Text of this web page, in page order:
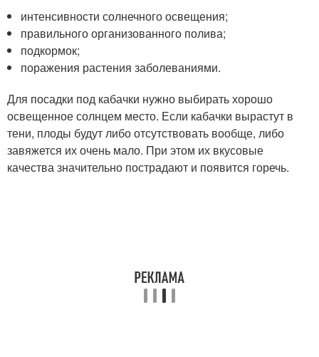
интенсивности солнечного освещения;
правильного организованного полива;
подкормок;
поражения растения заболеваниями.
Для посадки под кабачки нужно выбирать хорошо
освещенное солнцем место. Если кабачки вырастут в
тени, плоды будут либо отсутствовать вообще, либо
завяжется их очень мало. При этом их вкусовые
качества значительно пострадают и появится горечь.